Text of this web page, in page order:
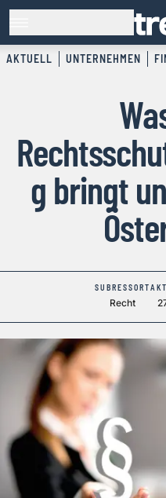
AKTUELL UNTERNEHMEN
g bringt
SUBRESSORT
Recht